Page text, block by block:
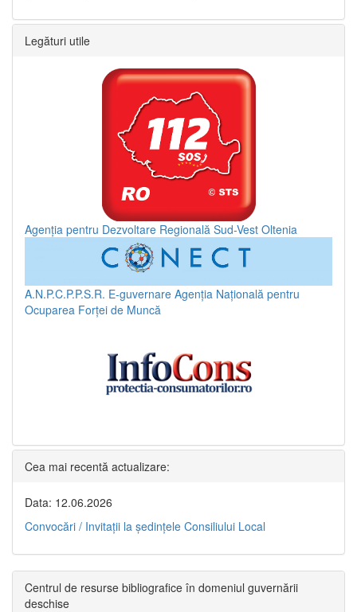
Legături utile
Agenția pentru Dezvoltare Regională Sud-Vest Oltenia
A.N.P.C.P.P.S.R. E-guvernare Agenția Națională pentru
Ocuparea Forței de Muncă
Cea mai recentă actualizare:
Data: 12.06.2026
Convocări / Invitaţii la şedinţele Consiliului Local
Centrul de resurse bibliografice în domeniul guvernării
deschise